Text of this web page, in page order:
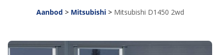
Aanbod > Mitsubishi> Mitsubishi D1450 2wd